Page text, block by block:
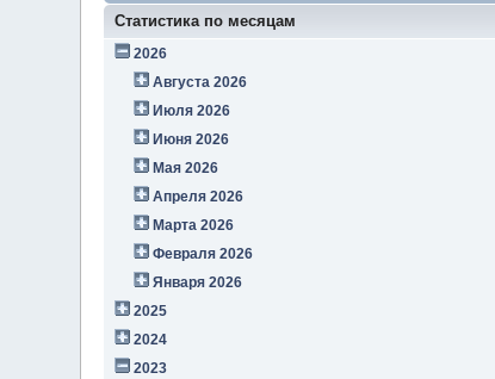
Статистика по месяцам
2026
Августа 2026
Июля 2026
Июня 2026
Мая 2026
Апреля 2026
Марта 2026
Февраля 2026
Января 2026
2025
2024
2023